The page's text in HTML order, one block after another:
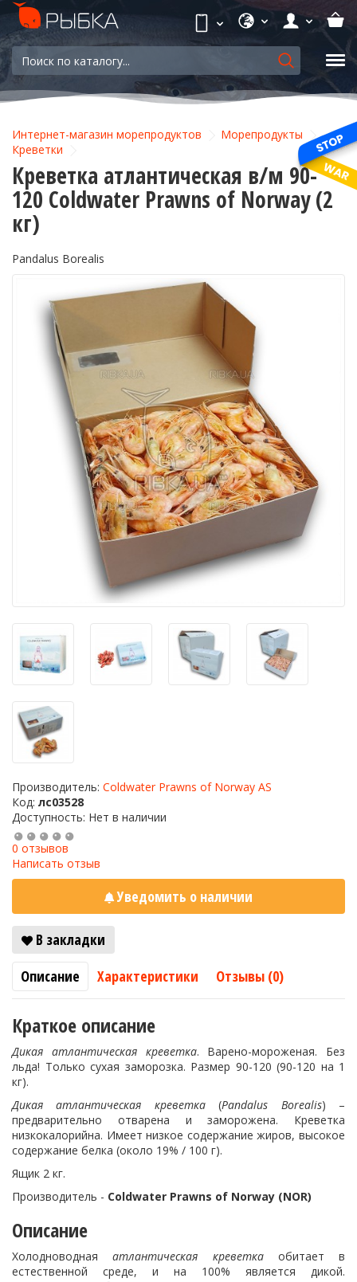
Интернет-магазин морепродуктов
Морепродукты
Креветки
Креветка атлантическая в/м 90-
120 Coldwater Prawns of Norway (2
кг)
Pandalus Borealis
Производитель: Coldwater Prawns of Norway AS
Код: лс03528
Доступность: Нет в наличии
0 отзывов
Написать отзыв
Уведомить о наличии
В закладки
Описание
Характеристики Отзывы (0)
Краткое описание
Дикая атлантическая креветка. Варено-мороженая. Без
льда! Только сухая заморозка. Размер 90-120 (90-120 на 1
кг).
Дикаяатлантическая креветка(Pandalus Borealis) –
предварительно отварена и заморожена. Креветка
низкокалорийна. Имеет низкое содержание жиров, высокое
содержание белка (около 19% / 100 г).
Ящик 2 кг.
Производитель - Coldwater Prawns of Norway (NOR)
Описание
Холодноводнаяатлантическая креветкаобитает в
естественной среде, и на 100% является дикой.